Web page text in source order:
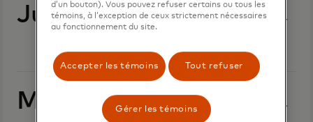
Juin 2025
Mai 2025
d’un bouton). Vous pouvez refuser certains ou tous les
témoins, à l’exception de ceux strictement nécessaires
au fonctionnement du site.
Accepter les témoins Tout refuser
Gérer les témoins